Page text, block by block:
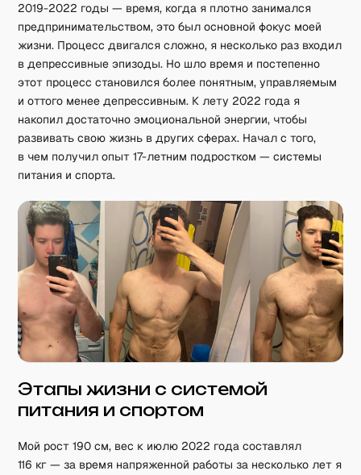
2019-2022 годы — время, когда я плотно занимался
предпринимательством, это был основной фокус моей
жизни. Процесс двигался сложно, я несколько раз входил
в депрессивные эпизоды. Но шло время и постепенно
этот процесс становился более понятным, управляемым
и оттого менее депрессивным. К лету 2022 года я
накопил достаточно эмоциональной энергии, чтобы
развивать свою жизнь в других сферах. Начал с того,
в чем получил опыт 17-летним подростком — системы
питания и спорта.
Этапы жизни с системой
питания и спортом
Мой рост 190 см, вес к июлю 2022 года составлял
116 кг — за время напряженной работы за несколько лет я